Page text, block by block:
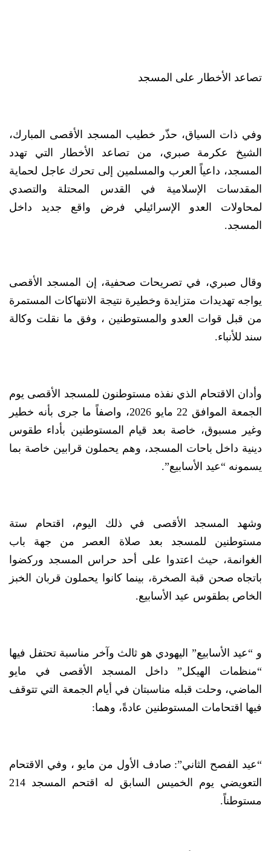
تصاعد الأخطار على المسجد
وفي ذات السياق، حذّر خطيب المسجد الأقصى المبارك،
الشيخ عكرمة صبري، من تصاعد الأخطار التي تهدد
المسجد، داعياً العرب والمسلمين إلى تحرك عاجل لحماية
المقدسات الإسلامية في القدس المحتلة والتصدي
لمحاولات العدو الإسرائيلي فرض واقع جديد داخل
المسجد.
وقال صبري، في تصريحات صحفية، إن المسجد الأقصى
يواجه تهديدات متزايدة وخطيرة نتيجة الانتهاكات المستمرة
من قبل قوات العدو والمستوطنين ، وفق ما نقلت وكالة
سند للأنباء.
وأدان الاقتحام الذي نفذه مستوطنون للمسجد الأقصى يوم
الجمعة الموافق 22 مايو 2026، واصفاً ما جرى بأنه خطير
وغير مسبوق، خاصة بعد قيام المستوطنين بأداء طقوس
دينية داخل باحات المسجد، وهم يحملون قرابين خاصة بما
يسمونه “عيد الأسابيع”.
وشهد المسجد الأقصى في ذلك اليوم، اقتحام ستة
مستوطنين للمسجد بعد صلاة العصر من جهة باب
الغوانمة، حيث اعتدوا على أحد حراس المسجد وركضوا
باتجاه صحن قبة الصخرة، بينما كانوا يحملون قربان الخبز
الخاص بطقوس عيد الأسابيع.
و “عيد الأسابيع” اليهودي هو ثالث وآخر مناسبة تحتفل فيها
“منظمات الهيكل” داخل المسجد الأقصى في مايو
الماضي، وحلت قبله مناسبتان في أيام الجمعة التي تتوقف
فيها اقتحامات المستوطنين عادةً، وهما:
“عيد الفصح الثاني”: صادف الأول من مايو ، وفي الاقتحام
التعويضي يوم الخميس السابق له اقتحم المسجد 214
مستوطناً.